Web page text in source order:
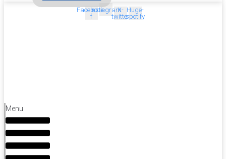
Facebook-
f
InstagramX-
twitter
Huge-
spotify
Menu